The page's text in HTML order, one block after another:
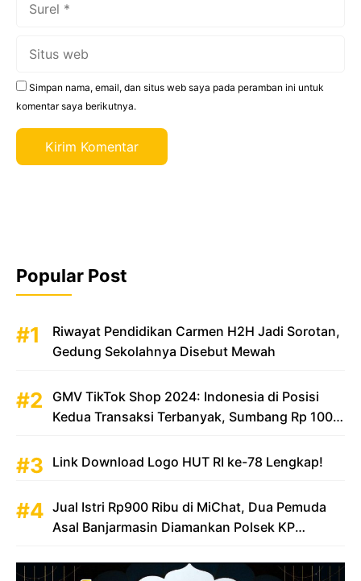
Simpan nama, email, dan situs web saya pada peramban ini untuk
komentar saya berikutnya.
Popular Post
Riwayat Pendidikan Carmen H2H Jadi Sorotan,
Gedung Sekolahnya Disebut Mewah
GMV TikTok Shop 2024: Indonesia di Posisi
Kedua Transaksi Terbanyak, Sumbang Rp 100
Link Download Logo HUT RI ke-78 Lengkap!
Jual Istri Rp900 Ribu di MiChat, Dua Pemuda
Asal Banjarmasin Diamankan Polsek KP